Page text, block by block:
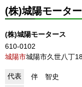
(株)城陽モータ
(株)城陽モータース
610-0102
城陽市城陽市久世八丁
代表
伴 智史